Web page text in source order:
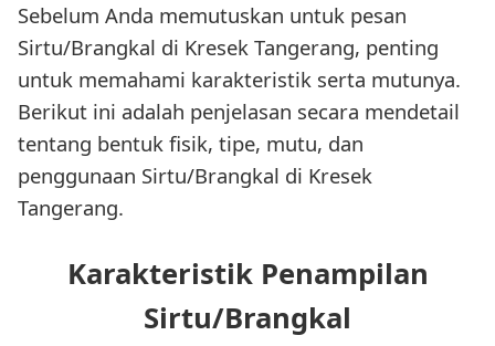
Sebelum Anda memutuskan untuk pesan
Sirtu/Brangkal di Kresek Tangerang, penting
untuk memahami karakteristik serta mutunya.
Berikut ini adalah penjelasan secara mendetail
tentang bentuk fisik, tipe, mutu, dan
penggunaan Sirtu/Brangkal di Kresek
Tangerang.
Karakteristik Penampilan
Sirtu/Brangkal